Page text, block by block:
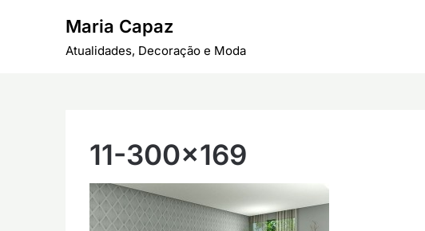
Maria Capaz
Atualidades, Decoração e Moda
11-300×169